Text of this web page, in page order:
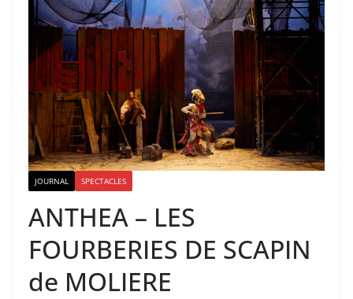
JOURNAL SPECTACLES
ANTHEA – LES
FOURBERIES DE SCAPIN
de MOLIERE